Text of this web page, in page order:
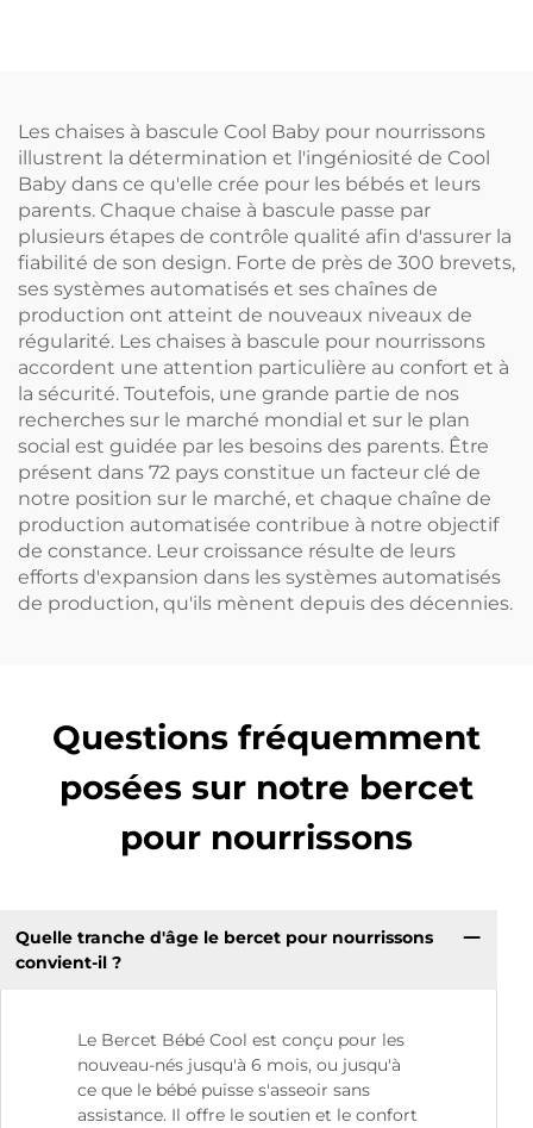
Les chaises à bascule Cool Baby pour nourrissons
illustrent la détermination et l'ingéniosité de Cool
Baby dans ce qu'elle crée pour les bébés et leurs
parents. Chaque chaise à bascule passe par
plusieurs étapes de contrôle qualité afin d'assurer la
fiabilité de son design. Forte de près de 300 brevets,
ses systèmes automatisés et ses chaînes de
production ont atteint de nouveaux niveaux de
régularité. Les chaises à bascule pour nourrissons
accordent une attention particulière au confort et à
la sécurité. Toutefois, une grande partie de nos
recherches sur le marché mondial et sur le plan
social est guidée par les besoins des parents. Être
présent dans 72 pays constitue un facteur clé de
notre position sur le marché, et chaque chaîne de
production automatisée contribue à notre objectif
de constance. Leur croissance résulte de leurs
efforts d'expansion dans les systèmes automatisés
de production, qu'ils mènent depuis des décennies.
Questions fréquemment
posées sur notre bercet
pour nourrissons
Quelle tranche d'âge le bercet pour nourrissons
convient-il ?
Le Bercet Bébé Cool est conçu pour les
nouveau-nés jusqu'à 6 mois, ou jusqu'à
ce que le bébé puisse s'asseoir sans
assistance. Il offre le soutien et le confort